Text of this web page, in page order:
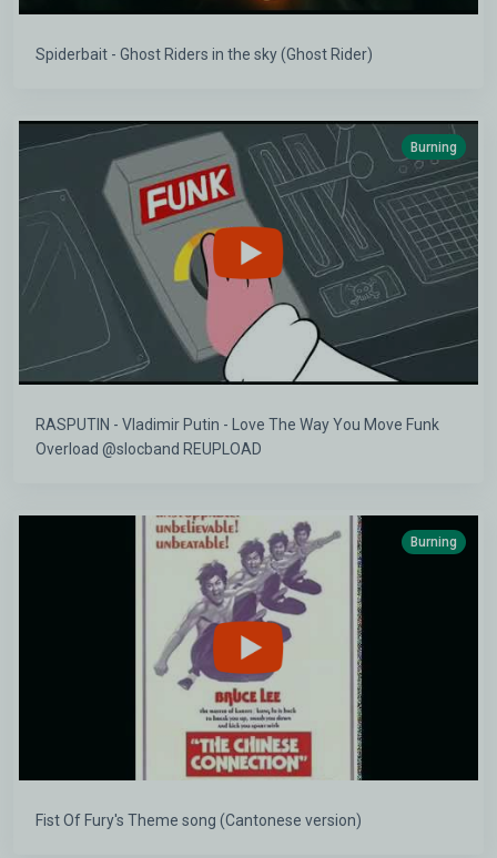
Spiderbait - Ghost Riders in the sky (Ghost Rider)
Burning
RASPUTIN - Vladimir Putin - Love The Way You Move Funk
Overload @slocband REUPLOAD
Burning
Fist Of Fury's Theme song (Cantonese version)